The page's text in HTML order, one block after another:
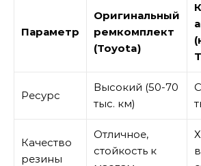
Параметр
Оригинальный
ремкомплект
(Toyota)
Ресурс
Высокий (50-70
тыс. км)
Качество
резины
Отличное,
стойкость к